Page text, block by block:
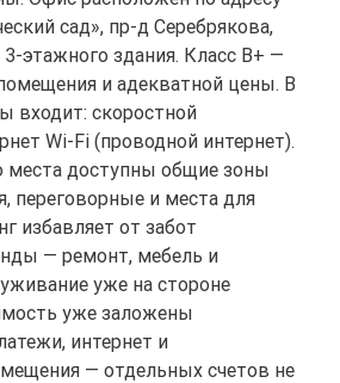
сад», пр-д Серебрякова,
этажного здания. Класс B+ —
и адекватной цены. В
входит: скоростной
Wi-Fi (проводной интернет).
места доступны общие зоны
переговорные и места для
избавляет от забот
— ремонт, мебель и
уже на стороне
уже заложены
интернет и
— отдельных счетов не